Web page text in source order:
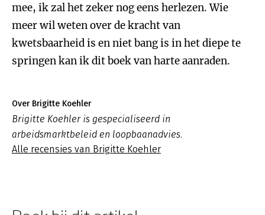
mee, ik zal het zeker nog eens herlezen. Wie
meer wil weten over de kracht van
kwetsbaarheid is en niet bang is in het diepe te
springen kan ik dit boek van harte aanraden.
Over Brigitte Koehler
Brigitte Koehler is gespecialiseerd in
arbeidsmarktbeleid en loopbaanadvies.
Alle recensies van Brigitte Koehler